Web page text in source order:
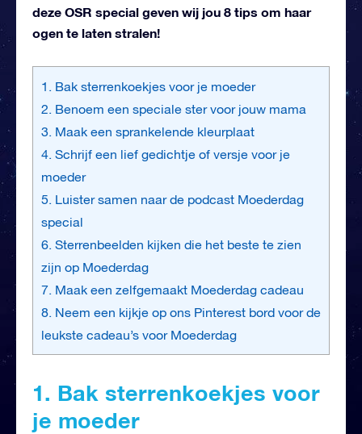
deze OSR special geven wij jou 8 tips om haar
ogen te laten stralen!
1. Bak sterrenkoekjes voor je moeder
2. Benoem een speciale ster voor jouw mama
3. Maak een sprankelende kleurplaat
4. Schrijf een lief gedichtje of versje voor je
moeder
5. Luister samen naar de podcast Moederdag
special
6. Sterrenbeelden kijken die het beste te zien
zijn op Moederdag
7. Maak een zelfgemaakt Moederdag cadeau
8. Neem een kijkje op ons Pinterest bord voor de
leukste cadeau’s voor Moederdag
1. Bak sterrenkoekjes voor
je moeder